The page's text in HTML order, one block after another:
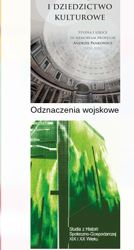
Odznaczenia wojskowe i